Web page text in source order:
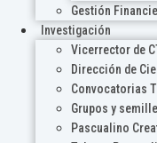
Gestión
Investigación
Vicerrector de
Dirección de
Convocatorias
Grupos y
Pascualino